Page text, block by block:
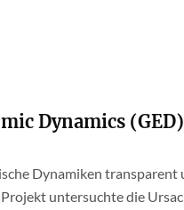
Dynamics (GED)
Dynamiken transparent
untersuchte die